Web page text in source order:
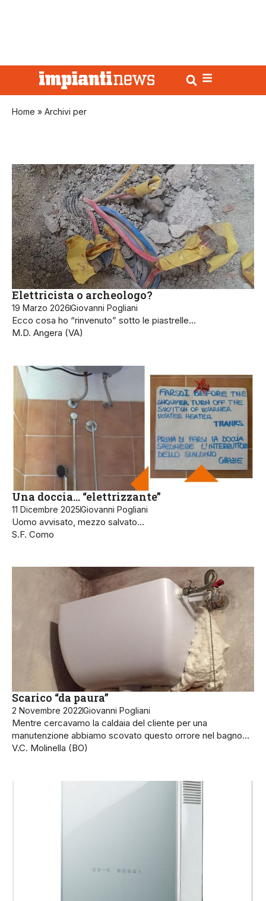
Home » Archivi per
Elettricista o archeologo?
19 Marzo 2026Giovanni Pogliani
Ecco cosa ho “rinvenuto” sotto le piastrelle…
M.D. Angera (VA)
Una doccia… “elettrizzante”
11 Dicembre 2025Giovanni Pogliani
Uomo avvisato, mezzo salvato…
S.F. Como
Scarico “da paura”
2 Novembre 2022Giovanni Pogliani
Mentre cercavamo la caldaia del cliente per una
manutenzione abbiamo scovato questo orrore nel bagno…
V.C. Molinella (BO)